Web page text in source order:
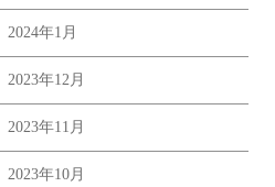
2024年1月
2023年12月
2023年11月
2023年10月